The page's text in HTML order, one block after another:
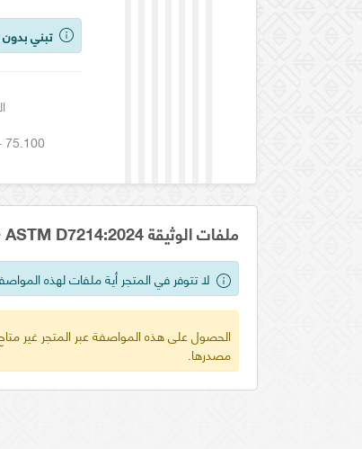
تبني
75.100
ملفات الوثيقة GSO ASTM D7214:2024
لا تتوفر في المتجر أية ملفات لهذه
الحصول على هذه المواصفة عبر المتجر غير
مصدرها.